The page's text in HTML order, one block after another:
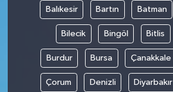
Balıkesir Bartın Batman
Bilecik Bingöl Bitlis
Burdur Bursa Çanakkale
Çorum Denizli Diyarbakır